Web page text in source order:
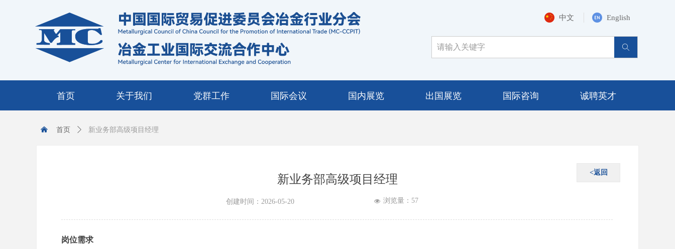
ꄠ
首页 关于我们 党群工作 国际会议 国内展览 出国展览 国际咨询 诚聘英才
中文 English
新业务部高级项目经理
岗位需求
创建时间： 2026-05-20 넶 浏览量： 57
<返回
首页 ꄲ 新业务部高级项目经理
낀